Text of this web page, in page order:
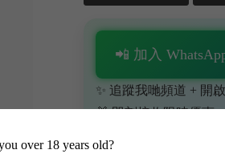
over 18 years old?
📲 加入
✨ 追蹤我哋頻道 + 開
🎁 即刻接收限時優惠